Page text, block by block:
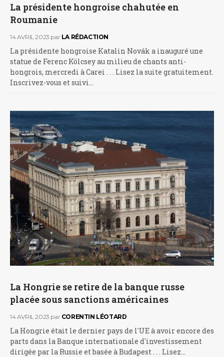
La présidente hongroise chahutée en
Roumanie
14 AVRIL 2023 par LA RÉDACTION
La présidente hongroise Katalin Novák a inauguré une
statue de Ferenc Kölcsey au milieu de chants anti-
hongrois, mercredi à Carei . . . Lisez la suite gratuitement.
Inscrivez-vous et suivi…
La Hongrie se retire de la banque russe
placée sous sanctions américaines
14 AVRIL 2023 par CORENTIN LÉOTARD
La Hongrie était le dernier pays de l'UE à avoir encore des
parts dans la Banque internationale d'investissement
dirigée par la Russie et basée à Budapest . . . Lisez…